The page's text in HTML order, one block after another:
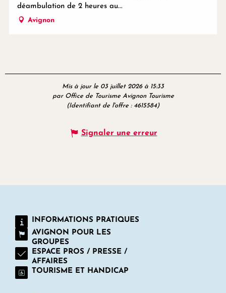
déambulation de 2 heures au...
Avignon
Mis à jour le 03 juillet 2026 à 15:33
par Office de Tourisme Avignon Tourisme
(Identifiant de l'offre : 4615584)
Signaler une erreur
INFORMATIONS PRATIQUES
AVIGNON POUR LES
GROUPES
ESPACE PROS / PRESSE /
AFFAIRES
TOURISME ET HANDICAP